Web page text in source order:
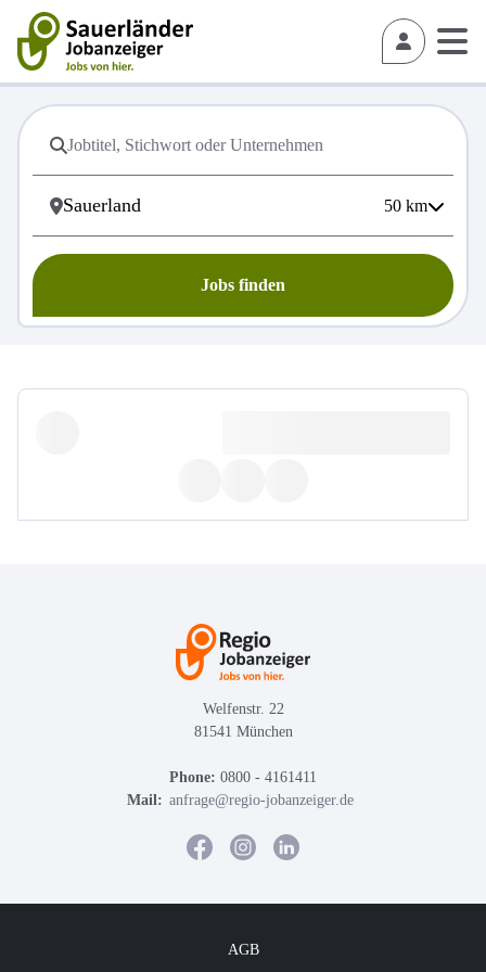
50 km
Jobs finden
Welfenstr. 22
81541 München
Phone: 0800 - 4161411
Mail: anfrage@regio-jobanzeiger.de
AGB